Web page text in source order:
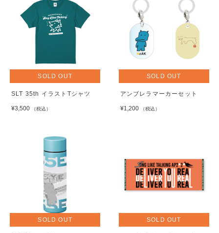
SOLD OUT
SLT 35th イラストTシャツ
¥3,500 （税込）
SOLD OUT
アンブレラマーカーセット
¥1,200 （税込）
SOLD OUT SOLD OUT